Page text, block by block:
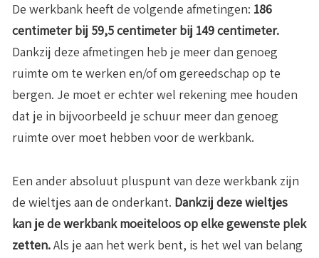
De werkbank heeft de volgende afmetingen: 186
centimeter bij 59,5 centimeter bij 149 centimeter.
Dankzij deze afmetingen heb je meer dan genoeg
ruimte om te werken en/of om gereedschap op te
bergen. Je moet er echter wel rekening mee houden
dat je in bijvoorbeeld je schuur meer dan genoeg
ruimte over moet hebben voor de werkbank.
Een ander absoluut pluspunt van deze werkbank zijn
de wieltjes aan de onderkant. Dankzij deze wieltjes
kan je de werkbank moeiteloos op elke gewenste plek
zetten.Als je aan het werk bent, is het wel van belang